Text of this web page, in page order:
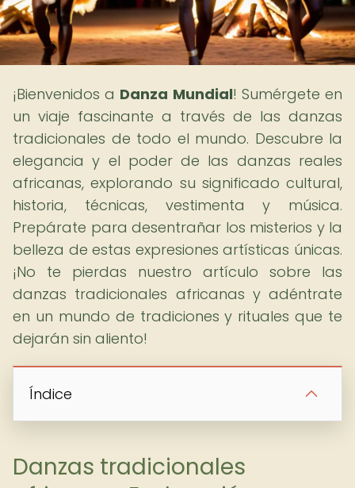
¡Bienvenidos a Danza Mundial! Sumérgete en
un viaje fascinante a través de las danzas
tradicionales de todo el mundo. Descubre la
elegancia y el poder de las danzas reales
africanas, explorando su significado cultural,
historia, técnicas, vestimenta y música.
Prepárate para desentrañar los misterios y la
belleza de estas expresiones artísticas únicas.
¡No te pierdas nuestro artículo sobre las
danzas tradicionales africanas y adéntrate
en un mundo de tradiciones y rituales que te
dejarán sin aliento!
Índice
Danzas tradicionales